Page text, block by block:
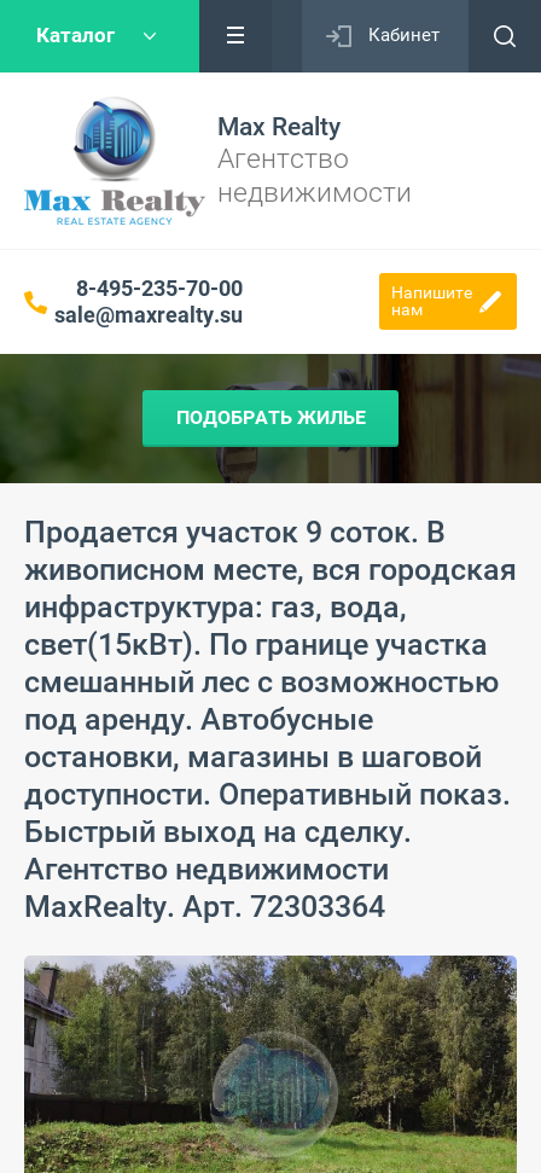
Каталог Кабинет
Max Realty
Агентство
недвижимости
8-495-235-70-00
sale@maxrealty.su
Напишите
нам
ПОДОБРАТЬ ЖИЛЬЕ
Продается участок 9 соток. В
живописном месте, вся городская
инфраструктура: газ, вода,
свет(15кВт). По границе участка
смешанный лес с возможностью
под аренду. Автобусные
остановки, магазины в шаговой
доступности. Оперативный показ.
Быстрый выход на сделку.
Агентство недвижимости
MaxRealty. Арт. 72303364